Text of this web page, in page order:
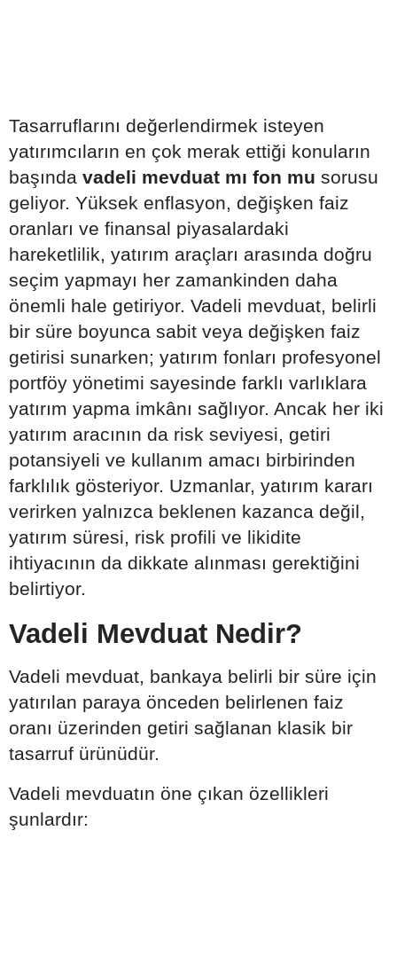
Tasarruflarını değerlendirmek isteyen
yatırımcıların en çok merak ettiği konuların
başında vadeli mevduat mı fon mu sorusu
geliyor. Yüksek enflasyon, değişken faiz
oranları ve finansal piyasalardaki
hareketlilik, yatırım araçları arasında doğru
seçim yapmayı her zamankinden daha
önemli hale getiriyor. Vadeli mevduat, belirli
bir süre boyunca sabit veya değişken faiz
getirisi sunarken; yatırım fonları profesyonel
portföy yönetimi sayesinde farklı varlıklara
yatırım yapma imkânı sağlıyor. Ancak her iki
yatırım aracının da risk seviyesi, getiri
potansiyeli ve kullanım amacı birbirinden
farklılık gösteriyor. Uzmanlar, yatırım kararı
verirken yalnızca beklenen kazanca değil,
yatırım süresi, risk profili ve likidite
ihtiyacının da dikkate alınması gerektiğini
belirtiyor.
Vadeli Mevduat Nedir?
Vadeli mevduat, bankaya belirli bir süre için
yatırılan paraya önceden belirlenen faiz
oranı üzerinden getiri sağlanan klasik bir
tasarruf ürünüdür.
Vadeli mevduatın öne çıkan özellikleri
şunlardır: